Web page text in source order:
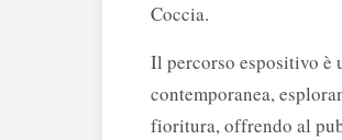
Coccia.
Il percorso espositivo
contemporanea,
fioritura, offrendo al